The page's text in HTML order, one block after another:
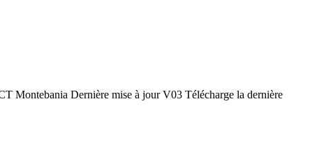
Montebania Dernière mise à jour V03 Télécharge la dernière